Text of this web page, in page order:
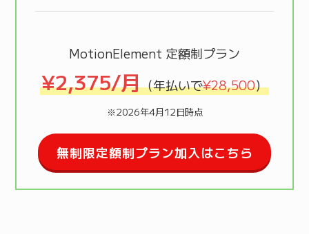
MotionElement 定額制プラン
¥2,375/月（年払いで¥28,500）
※2026年4月12日時点
無制限定額制プラン加入はこちら